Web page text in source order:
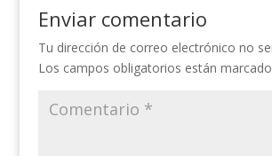
Enviar comentario
Tu dirección de correo electrónico no
Los campos obligatorios están